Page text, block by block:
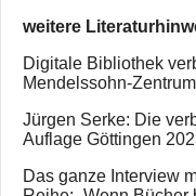
weitere
Digitale Bibliothek
Mendelssohn-
Jürgen Serke: Die
Auflage Göttingen
Das ganze Interview